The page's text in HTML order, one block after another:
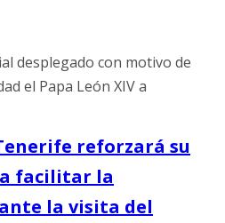
desplegado con motivo de
el Papa León XIV a
reforzará su
facilitar la
la visita del